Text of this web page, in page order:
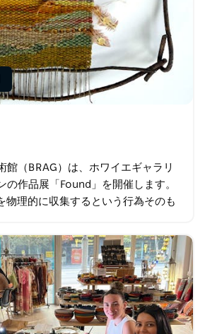
館（BRAG）は、ホワイエギャラリ
の作品展「Found」を開催します。
物理的に収集するという行為そのも